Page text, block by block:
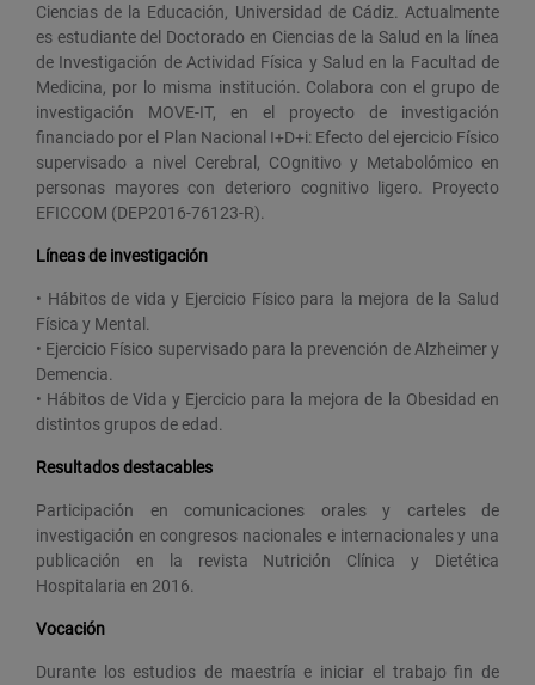
Ciencias de la Educación, Universidad de Cádiz. Actualmente
es estudiante del Doctorado en Ciencias de la Salud en la línea
de Investigación de Actividad Física y Salud en la Facultad de
Medicina, por lo misma institución. Colabora con el grupo de
investigación MOVE-IT, en el proyecto de investigación
financiado por el Plan Nacional I+D+i: Efecto del ejercicio Físico
supervisado a nivel Cerebral, COgnitivo y Metabolómico en
personas mayores con deterioro cognitivo ligero. Proyecto
EFICCOM (DEP2016-76123-R).
Líneas de investigación
• Hábitos de vida y Ejercicio Físico para la mejora de la Salud
Física y Mental.
• Ejercicio Físico supervisado para la prevención de Alzheimer y
Demencia.
• Hábitos de Vida y Ejercicio para la mejora de la Obesidad en
distintos grupos de edad.
Resultados destacables
Participación en comunicaciones orales y carteles de
investigación en congresos nacionales e internacionales y una
publicación en la revista Nutrición Clínica y Dietética
Hospitalaria en 2016.
Vocación
Durante los estudios de maestría e iniciar el trabajo fin de